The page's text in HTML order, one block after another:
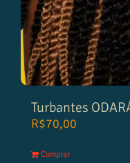
Turbantes
R$70,00
Comprar